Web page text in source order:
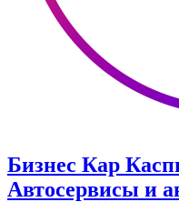
Бизнес Кар
Автосервисы и